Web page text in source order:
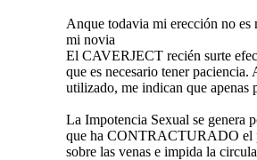
Anque todavia mi erección no
mi novia
El CAVERJECT recién surte
que es necesario tener
utilizado, me indican que apenas
La Impotencia Sexual se genera
que ha CONTRACTURADO el
sobre las venas e impida la